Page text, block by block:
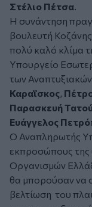
Στέλιο Πέτσα.
Η συνάντηση
βουλευτή
πολύ καλό κλίμα
Υπουργείο
των
Καραΐσκος,
Παρασκευή
Ευάγγελος
Ο Αναπληρωτής
εκπροσώπους
Οργανισμών
θα μπορούσαν να
βελτίωση του